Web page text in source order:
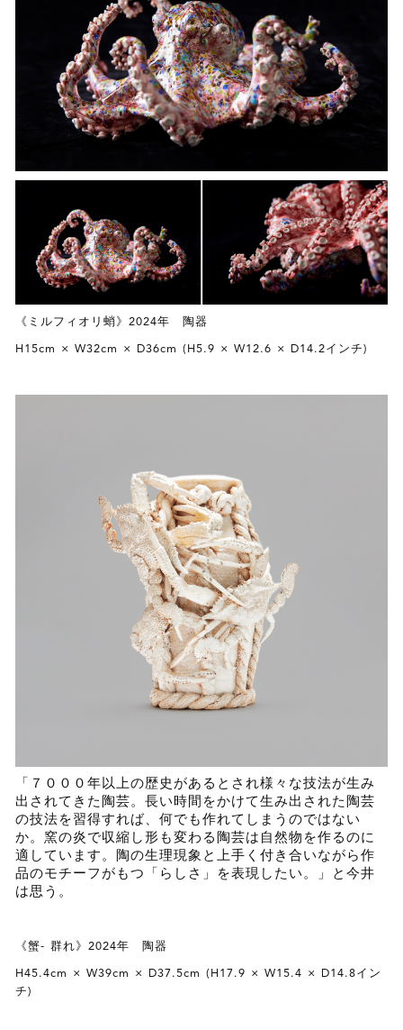
《ミルフィオリ蛸》2024年 陶器
H15cm × W32cm × D36cm (H5.9 × W12.6 × D14.2インチ)
「７０００年以上の歴史があるとされ様々な技法が生み
出されてきた陶芸。長い時間をかけて生み出された陶芸
の技法を習得すれば、何でも作れてしまうのではない
か。窯の炎で収縮し形も変わる陶芸は自然物を作るのに
適しています。陶の生理現象と上手く付き合いながら作
品のモチーフがもつ「らしさ」を表現したい。」と今井
は思う。
《蟹- 群れ》2024年 陶器
H45.4cm × W39cm × D37.5cm (H17.9 × W15.4 × D14.8イン
チ)